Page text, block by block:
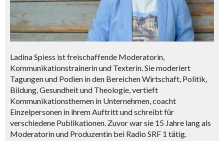
Ladina Spiess ist freischaffende Moderatorin,
Kommunikationstrainerin und Texterin. Sie moderiert
Tagungen und Podien in den Bereichen Wirtschaft, Politik,
Bildung, Gesundheit und Theologie, vertieft
Kommunikationsthemen in Unternehmen, coacht
Einzelpersonen in ihrem Auftritt und schreibt für
verschiedene Publikationen. Zuvor war sie 15 Jahre lang als
Moderatorin und Produzentin bei Radio SRF 1 tätig.